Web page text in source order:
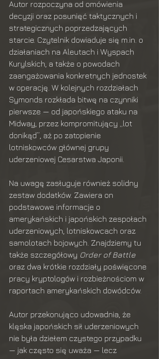
Autor rozpoczyna od omówienia
decyzji oraz posunięć taktycznych i
strategicznych poprzedzających
starcie. Czytelnik dowiaduje się m.in. o
działaniach na Aleutach i Wyspach
Kurylskich, a także o powodach
zaangażowania konkretnych jednostek
w operację. W kolejnych rozdziałach
Symonds rozkłada bitwę na czynniki
pierwsze — od japońskiego ataku na
Midway, przez kompromitujący „lot
donikąd”, aż po zatopienie
lotniskowców głównej grupy
uderzeniowej Cesarstwa Japonii.
Na uwagę zasługuje również solidny
zestaw dodatków. Zawiera on
podstawowe informacje o
amerykańskich i japońskich zespołach
uderzeniowych, lotniskowcach oraz
samolotach bojowych. Znajdziemy tu
także szczegółowy Order of Battle
oraz dwa krótkie rozdziały poświęcone
pracy kryptologów i rozbieżnościom w
raportach amerykańskich dowódców.
Autor przekonująco udowadnia, że
klęska japońskich sił uderzeniowych
nie była dziełem czystego przypadku
— jak często się uważa — lecz